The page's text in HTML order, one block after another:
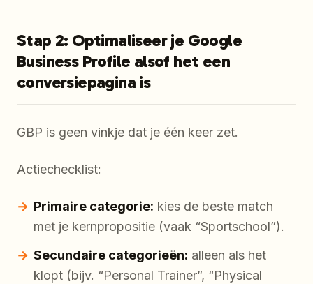
Stap 2: Optimaliseer je Google
Business Profile alsof het een
conversiepagina is
GBP is geen vinkje dat je één keer zet.
Actiechecklist:
Primaire categorie: kies de beste match
met je kernpropositie (vaak “Sportschool”).
Secundaire categorieën: alleen als het
klopt (bijv. “Personal Trainer”, “Physical